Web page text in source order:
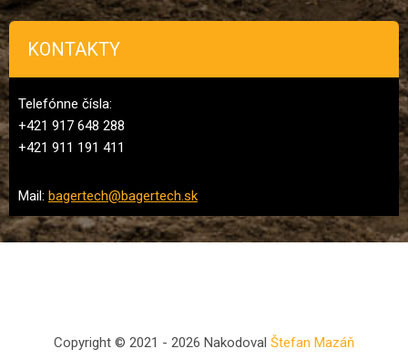
KONTAKTY
Telefónne čísla:
+421 917 648 288
+421 911 191 411
Mail: bagertech@bagertech.sk
Copyright © 2021 - 2026 Nakodoval Štefan Mazáň